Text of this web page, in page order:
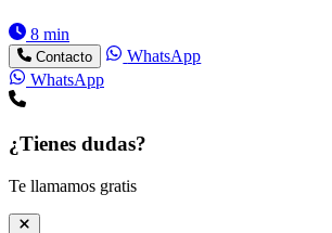
8 min
Contacto
WhatsApp
WhatsApp
¿Tienes dudas?
Te llamamos gratis